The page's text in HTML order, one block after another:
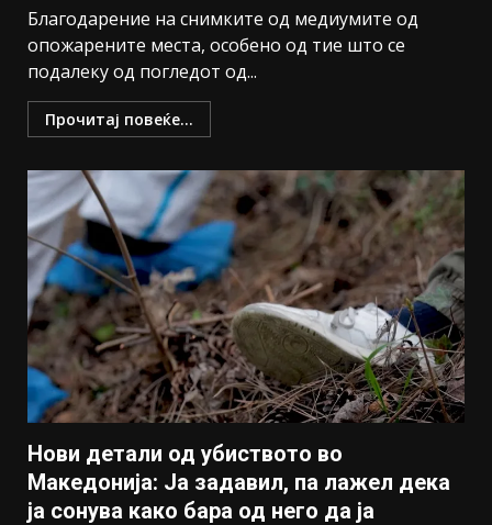
Благодарение на снимките од медиумите oд
опожарените места, особено од тие што се
подалеку од погледот од...
Прочитај повеќе...
Нови детали од убиството во
Македонија: Ја задавил, па лажел дека
ја сонува како бара од него да ја